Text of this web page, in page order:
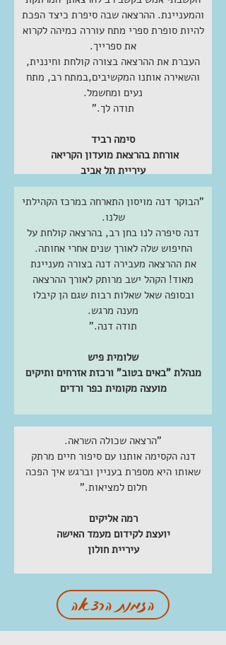
Order Now
והמעניינת. ההרצאה שבה סיפרת כיצד הפכת
להיות סופרת ספרי מתח עוררה כמיהה לקרוא
את ספרייך.
העברת את ההרצאה בצורה קולחת וחיננית,
והשאירה אותנו המקשיבים,במתח רב, מתח
נעים ומחשמל.
תודה לך."
סימה רביד
אורחת בהרצאת מועדון הקריאה
עיריית תל אביב
"הבוקר דנה מויסון התארחה במרכז הקהילתי
שלנו.
דנה סיפרה לנו בחן רב, בהרצאה קולחת על
החיפוש שלה לאורך שנים אחרי אחותה.
את ההרצאה מעבירה דנה בצורה מעניינת
מאוד! הקהל ישב מרותק לאורך ההרצאה
ובסופה שאל שאלות רבות שגם הן קיבלו
מענה מרגש.
תודה דנה."
שלומית פיש
מנהלת "באים בטוב" ורכזת אזרחים ותיקים
מועצה מקומית כפר ורדים
"הרצאה שכולה השראה.
דנה הקסימה אותנו עם סיפור חיים מרתק
שאותו היא מספרת בעניין וברגש איך הפכה
חלום למציאות."
רמה אליקים
יועצת לקידום מעמד האישה
עיריית חולון
הזמנת הרצאה